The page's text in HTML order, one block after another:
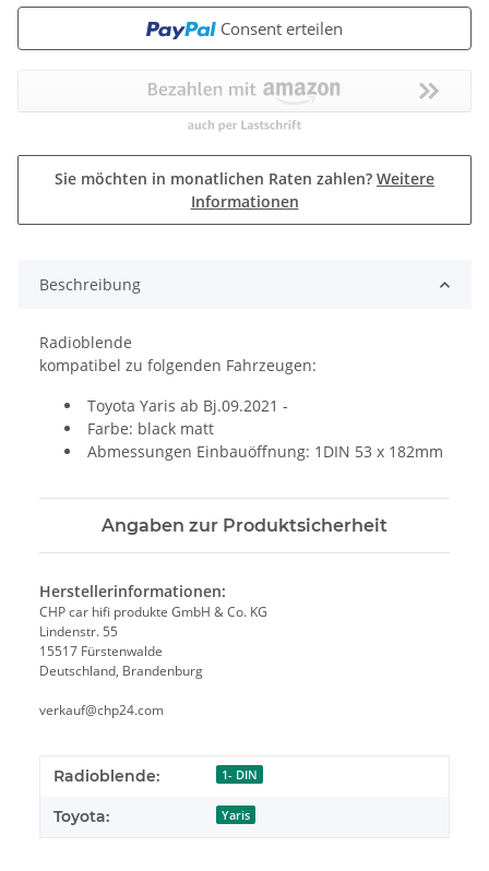
Consent erteilen
Sie möchten in monatlichen Raten zahlen? Weitere
Informationen
Beschreibung
Radioblende
kompatibel zu folgenden Fahrzeugen:
Toyota Yaris ab Bj.09.2021 -
Farbe: black matt
Abmessungen Einbauöffnung: 1DIN 53 x 182mm
Angaben zur Produktsicherheit
Herstellerinformationen:
CHP car hifi produkte GmbH & Co. KG
Lindenstr. 55
15517 Fürstenwalde
Deutschland, Brandenburg
verkauf@chp24.com
Radioblende: 1- DIN
Toyota: Yaris